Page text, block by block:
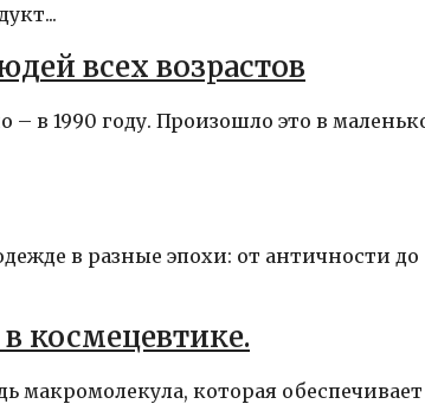
всех возрастов
– в 1990 году. Произошло это в
в разные эпохи: от античности до
космецевтике.
макромолекула, которая обеспечивает